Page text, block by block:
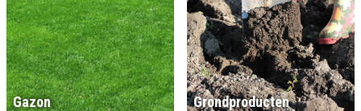
Gazon Grondproducten